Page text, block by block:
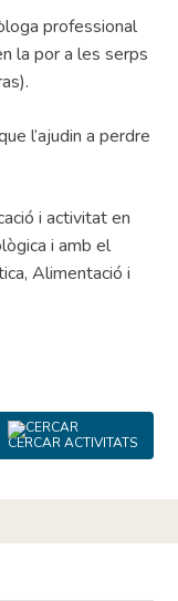
professional
la por a les serps
l’ajudin a perdre
i activitat en
i amb el
Alimentació i
CERCAR ACTIVITATS